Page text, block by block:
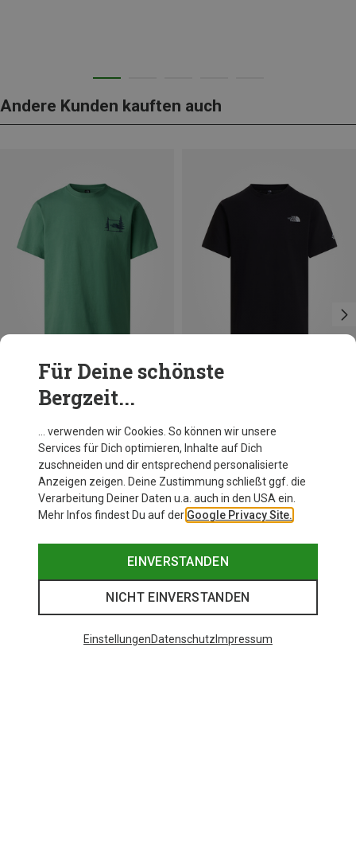
Andere Kunden kauften auch
The North Face
Herren Camping Relaxed T-Shirt
M XL
The North Face
Herren Ma Graphic T-Shirt
34,95 €
Für Deine schönste
Bergzeit...
… verwenden wir Cookies. So können wir unsere
Services für Dich optimieren, Inhalte auf Dich
zuschneiden und dir entsprechend personalisierte
Anzeigen zeigen. Deine Zustimmung schließt ggf. die
Verarbeitung Deiner Daten u.a. auch in den USA ein.
Mehr Infos findest Du auf der Google Privacy Site.
EINVERSTANDEN
NICHT EINVERSTANDEN
EinstellungenDatenschutz Impressum